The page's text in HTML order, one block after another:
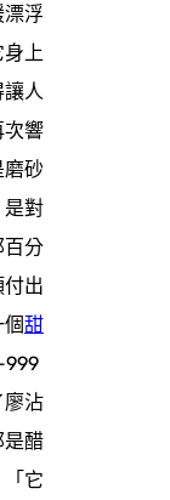
浮
上
人
次響
磨砂
是對
百分
出
甜
999
廖沾
是醋
它